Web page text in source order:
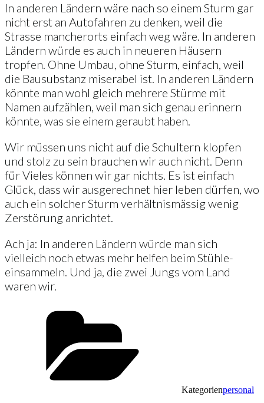
In anderen Ländern wäre nach so einem Sturm gar
nicht erst an Autofahren zu denken, weil die
Strasse mancherorts einfach weg wäre. In anderen
Ländern würde es auch in neueren Häusern
tropfen. Ohne Umbau, ohne Sturm, einfach, weil
die Bausubstanz miserabel ist. In anderen Ländern
könnte man wohl gleich mehrere Stürme mit
Namen aufzählen, weil man sich genau erinnern
könnte, was sie einem geraubt haben.
Wir müssen uns nicht auf die Schultern klopfen
und stolz zu sein brauchen wir auch nicht. Denn
für Vieles können wir gar nichts. Es ist einfach
Glück, dass wir ausgerechnet hier leben dürfen, wo
auch ein solcher Sturm verhältnismässig wenig
Zerstörung anrichtet.
Ach ja: In anderen Ländern würde man sich
vielleich noch etwas mehr helfen beim Stühle-
einsammeln. Und ja, die zwei Jungs vom Land
waren wir.
Kategorienpersonal